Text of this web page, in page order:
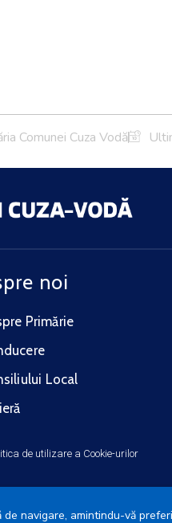
Comunei Cuza Vodă
noi
Primărie
Local
de utilizare a Cookie-urilor
navigare, amintindu-vă